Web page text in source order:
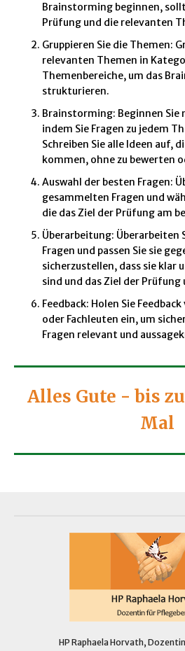
Brainstorming beginnen,
Prüfung und die relevanten
Gruppieren Sie die Themen:
relevanten Themen in
Themenbereiche, um das
strukturieren.
Brainstorming: Beginnen
indem Sie Fragen zu jedem
Schreiben Sie alle Ideen auf,
kommen, ohne zu bewerten
Auswahl der besten Fragen:
gesammelten Fragen und
die das Ziel der Prüfung am
Überarbeitung: Überarbeiten
Fragen und passen Sie sie
sicherzustellen, dass sie klar
sind und das Ziel der
Feedback: Holen Sie
oder Fachleuten ein, um
Fragen relevant und
Alles Gute - bis
Mal
HP Raphaela Horvath,